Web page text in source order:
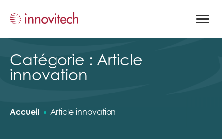
la
site
Catégorie : Article
innovation
Accueil Article innovation